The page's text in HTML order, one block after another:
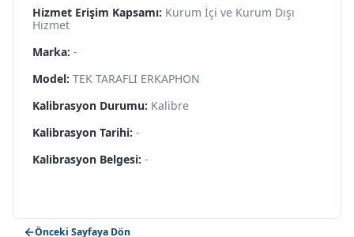
Hizmet Erişim Kapsamı: Kurum İçi ve Kurum Dışı
Hizmet
Marka: -
Model: TEK TARAFLI ERKAPHON
Kalibrasyon Durumu: Kalibre
Kalibrasyon Tarihi: -
Kalibrasyon Belgesi: -
Önceki Sayfaya Dön